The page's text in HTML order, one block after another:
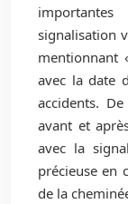
signalisation
mentionnant
avec la date
accidents.
avant et
avec la
précieuse en
de la